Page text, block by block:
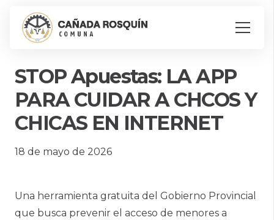
STOP Apuestas: LA APP
PARA CUIDAR A CHCOS Y
CHICAS EN INTERNET
18 de mayo de 2026
Una herramienta gratuita del Gobierno Provincial
que busca prevenir el acceso de menores a